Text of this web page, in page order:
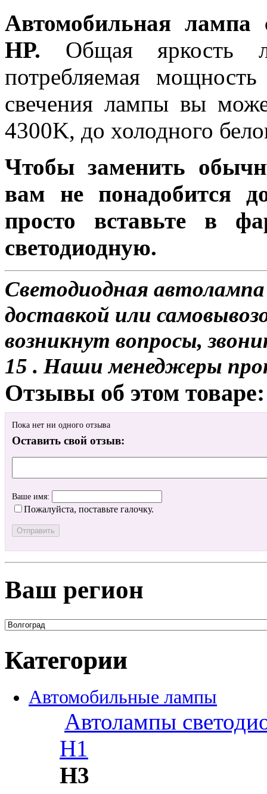
Автомобильная
HP. Общая яркость
потребляемая
свечения лампы вы
4300K, до холодного
Чтобы заменить
вам не понадобится
просто вставьте в
светодиодную.
Светодиодная
доставкой или
возникнут вопросы,
15 . Наши менеджеры
Отзывы об этом товаре:
Пока нет ни одного отзыва
Оставить свой отзыв:
Ваше имя:
Пожалуйста, поставьте галочку.
Ваш регион
Категории
Автомобильные лампы
Автолампы
H1
H3